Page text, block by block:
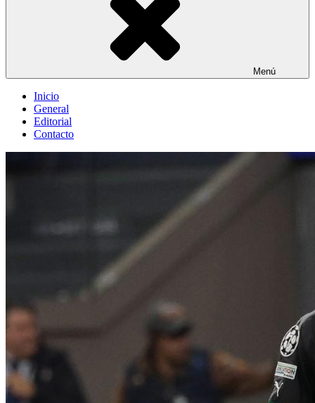
Menú
Inicio
General
Editorial
Contacto